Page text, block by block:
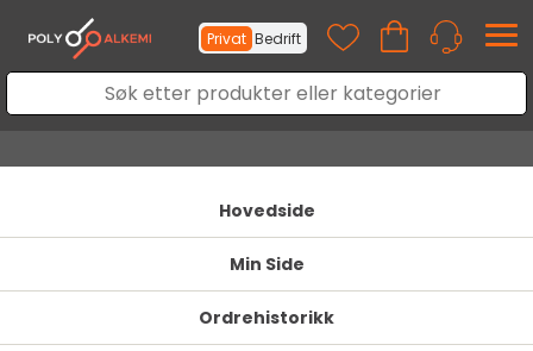
Privat Bedrift
Hovedside
Min Side
Ordrehistorikk